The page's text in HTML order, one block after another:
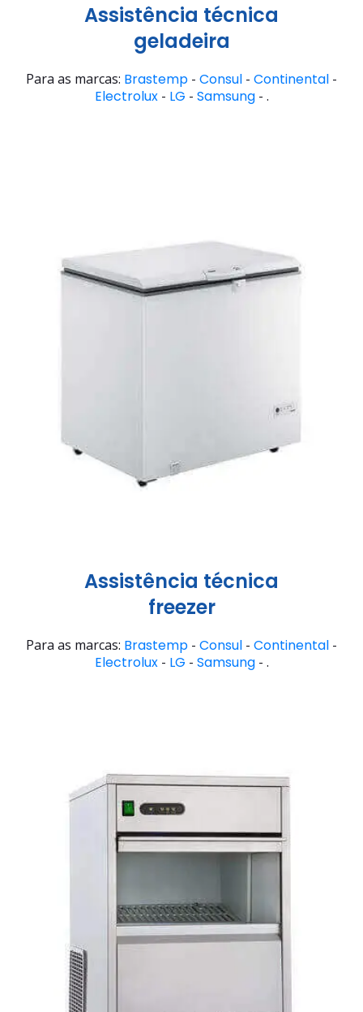
Assistência técnica
geladeira
Para as marcas: Brastemp - Consul - Continental -
Electrolux- LG - Samsung- .
Assistência técnica
freezer
Para as marcas: Brastemp - Consul - Continental -
Electrolux- LG - Samsung- .